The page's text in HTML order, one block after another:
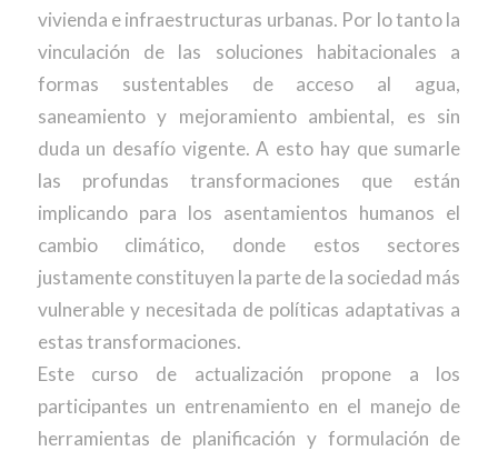
vivienda e infraestructuras urbanas. Por lo tanto la
vinculación de las soluciones habitacionales a
formas sustentables de acceso al agua,
saneamiento y mejoramiento ambiental, es sin
duda un desafío vigente. A esto hay que sumarle
las profundas transformaciones que están
implicando para los asentamientos humanos el
cambio climático, donde estos sectores
justamente constituyen la parte de la sociedad más
vulnerable y necesitada de políticas adaptativas a
estas transformaciones.
Este curso de actualización propone a los
participantes un entrenamiento en el manejo de
herramientas de planificación y formulación de